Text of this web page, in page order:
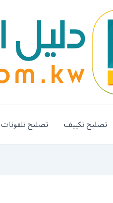
تصليح تكييف تصليح تلفونات